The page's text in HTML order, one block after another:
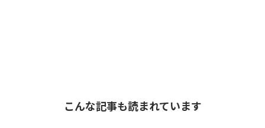
こんな記事も読まれています